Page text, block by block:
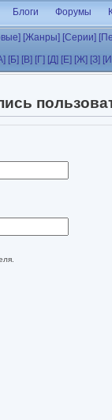
Блоги Форумы
[Жанры] [Серии]
[Б] [В] [Г] [Д] [Е] [Ж] [З]